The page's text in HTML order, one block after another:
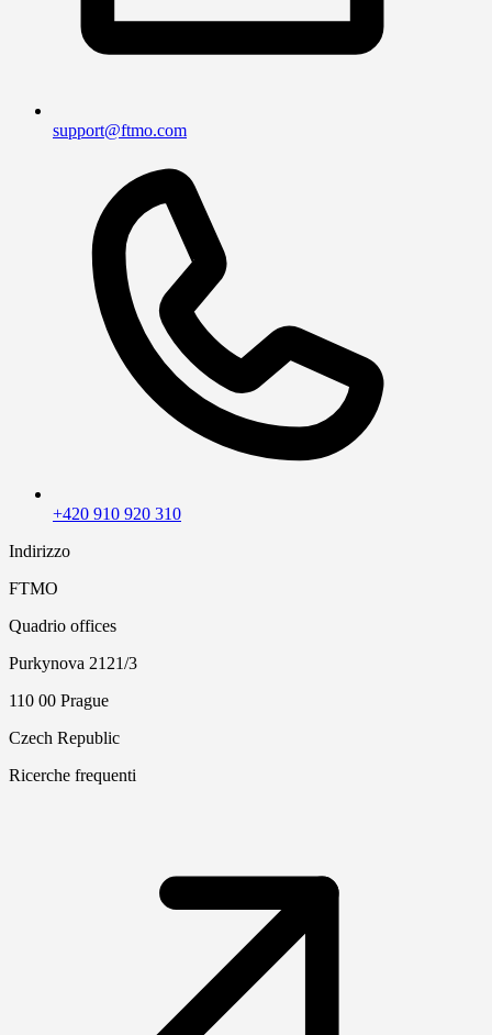
support@ftmo.com
+420 910 920 310
Indirizzo
FTMO
Quadrio offices
Purkynova 2121/3
110 00 Prague
Czech Republic
Ricerche frequenti